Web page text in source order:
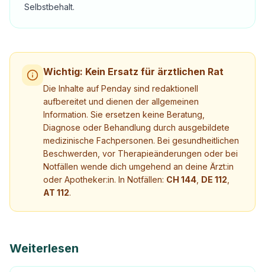
Selbstbehalt.
Wichtig: Kein Ersatz für ärztlichen Rat
Die Inhalte auf Penday sind redaktionell
aufbereitet und dienen der allgemeinen
Information. Sie ersetzen keine Beratung,
Diagnose oder Behandlung durch ausgebildete
medizinische Fachpersonen. Bei gesundheitlichen
Beschwerden, vor Therapieänderungen oder bei
Notfällen wende dich umgehend an deine Ärzt:in
oder Apotheker:in. In Notfällen: CH 144 DE 112
AT 112.
Weiterlesen